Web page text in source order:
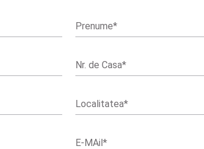
Prenume*
Nr. de Casa*
Localitatea*
E-MAil*